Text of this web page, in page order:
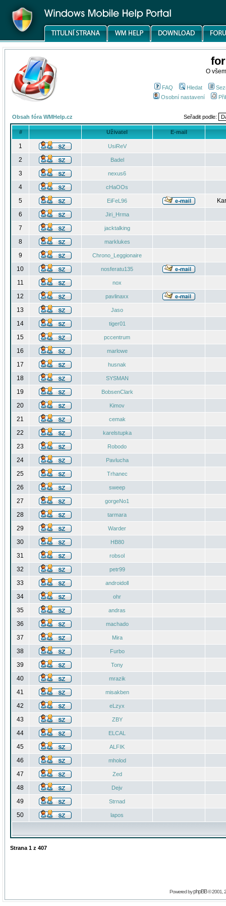
O
FAQ Hledat
Osobní nastavení
Obsah fóra WMHelp.cz Seřadit podle:
# Uživatel E-mail
1 UsiReV
2 Badel
3 nexus6
4 cHaOOs
5 EiFeL96
6
Jiri_Hrma
7 jacktalking
8 marklukes
9 Chrono_Leggionaire
10 nosferatu135
11 nox
12 pavlinaxx
13 Jaso
14 tiger01
15 pccentrum
16 marlowe
17 husnak
18 SYSMAN
19 BobsenClark
20 Kimov
21 cemak
22 karelstupka
23 Robodo
24 Pavlucha
25 Trhanec
26 sweep
27 gorgeNo1
28 tarmara
29 Warder
30 HB80
31 robsol
32 petr99
33 androidoll
34 ohr
35 andras
36 machado
37 Mira
38 Furbo
39 Tony
40 mrazik
41 misakben
42 eLzyx
43 ZBY
44 ELCAL
45 ALFIK
46 mholod
47 Zed
48 Dejv
49 Strnad
50 lapos
Strana 1 z 407
Powered byphpBB© 2001,